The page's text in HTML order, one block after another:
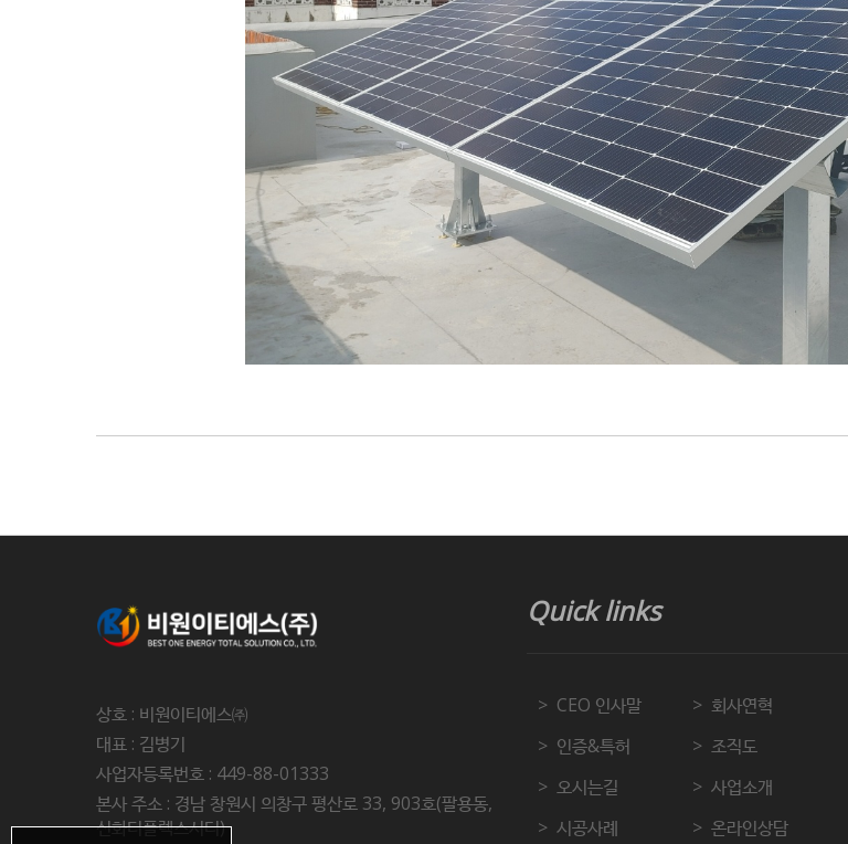
상호 : 비원이티에스㈜
대표 : 김병기
사업자등록번호 : 449-88-01333
본사 주소 : 경남 창원시 의창구 평산로 33, 903호(팔용동,
신화더플렉스시티)
Quick links
CEO 인사말
회사연혁
인증&특허
조직도
오시는길
사업소개
시공사례
온라인상담